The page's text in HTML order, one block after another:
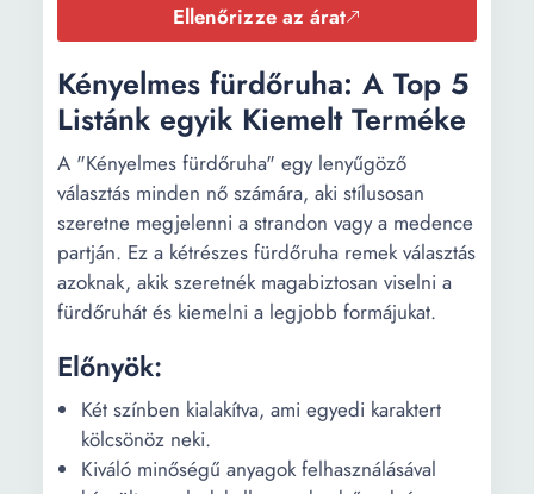
Ellenőrizze az árat
Kényelmes fürdőruha: A Top 5
Listánk egyik Kiemelt Terméke
A "Kényelmes fürdőruha" egy lenyűgöző
választás minden nő számára, aki stílusosan
szeretne megjelenni a strandon vagy a medence
partján. Ez a kétrészes fürdőruha remek választás
azoknak, akik szeretnék magabiztosan viselni a
fürdőruhát és kiemelni a legjobb formájukat.
Előnyök:
Két színben kialakítva, ami egyedi karaktert
kölcsönöz neki.
Kiváló minőségű anyagok felhasználásával